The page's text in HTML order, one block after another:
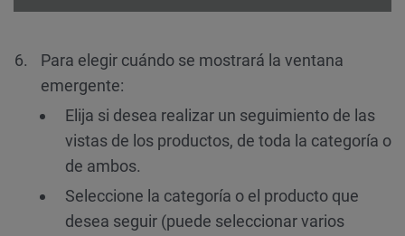
Para elegir cuándo se mostrará la ventana
emergente:
Elija si desea realizar un seguimiento de las
vistas de los productos, de toda la categoría o
de ambos.
Seleccione la categoría o el producto que
desea seguir (puede seleccionar varios